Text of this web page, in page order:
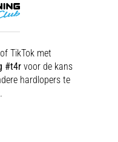
TikTok met
#t4rvoor de kans
hardlopers te